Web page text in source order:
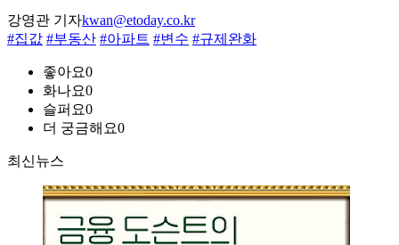
강영관 기자kwan@etoday.co.kr
#집값 #부동산 #아파트 #변수 #규제완화
좋아요0
화나요0
슬퍼요0
더 궁금해요0
최신뉴스